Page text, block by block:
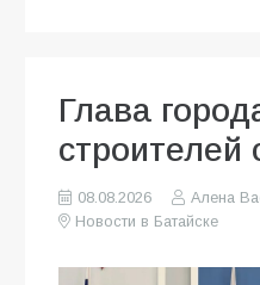
Глава
строителей
08.08.2026
Алена
Новости в Батайске